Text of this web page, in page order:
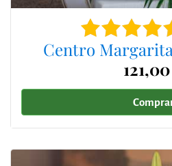
Centro